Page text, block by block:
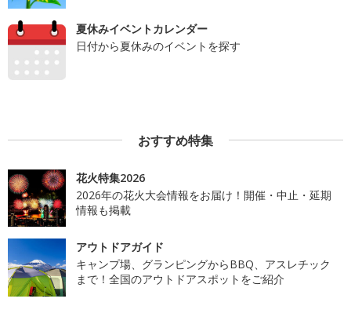
夏休みイベントカレンダー
日付から夏休みのイベントを探す
おすすめ特集
花火特集2026
2026年の花火大会情報をお届け！開催・中止・延期
情報も掲載
アウトドアガイド
キャンプ場、グランピングからBBQ、アスレチック
まで！全国のアウトドアスポットをご紹介